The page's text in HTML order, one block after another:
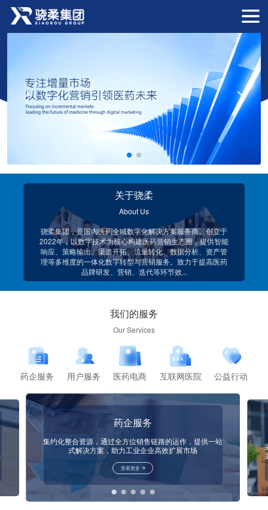
我们的服务
新闻信息
关于骁柔
About Us
骁柔集团，是国内医药全域数字化解决方案服务商。创立于
2022年，以数字技术为核心构建医药营销生态圈，提供智能
响应、策略输出、渠道开拓、流量转化、数据分析、资产管
理等多维度的一体化数字转型与营销服务。致力于提高医药
品牌研发、营销、迭代等环节效...
我们的服务
Our Services
药企服务 用户服务 医药电商 互联网医院 公益行动
药企服务
集约化整合资源，通过全方位销售链路的运作，提供一站
式解决方案，助力工业企业高效扩展市场
查看更多